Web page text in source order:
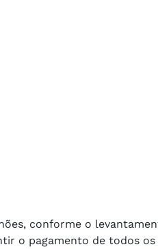
conforme o
o pagamento de todos os